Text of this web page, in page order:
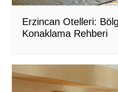
Erzincan Otelleri:
Konaklama Rehberi